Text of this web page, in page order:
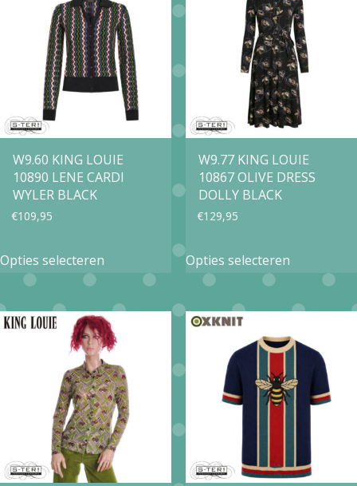
W9.60 KING LOUIE
10890 LENE CARDI
WYLER BLACK
€109,95
Opties selecteren
product
meerdere
variaties.
Deze
optie
kan
gekozen
worden
W9.77 KING LOUIE
10867 OLIVE DRESS
DOLLY BLACK
€129,95
Opties selecteren
product
variaties.
Deze
optie
gekozen
worden